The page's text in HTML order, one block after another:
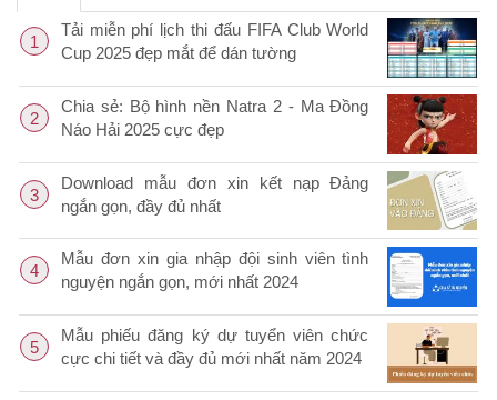
1
Tải miễn phí lịch thi đấu FIFA Club World
Cup 2025 đẹp mắt để dán tường
2
Chia sẻ: Bộ hình nền Natra 2 - Ma Đồng
Náo Hải 2025 cực đẹp
3
Download mẫu đơn xin kết nạp Đảng
ngắn gọn, đầy đủ nhất
4
Mẫu đơn xin gia nhập đội sinh viên tình
nguyện ngắn gọn, mới nhất 2024
5
Mẫu phiếu đăng ký dự tuyển viên chức
cực chi tiết và đầy đủ mới nhất năm 2024